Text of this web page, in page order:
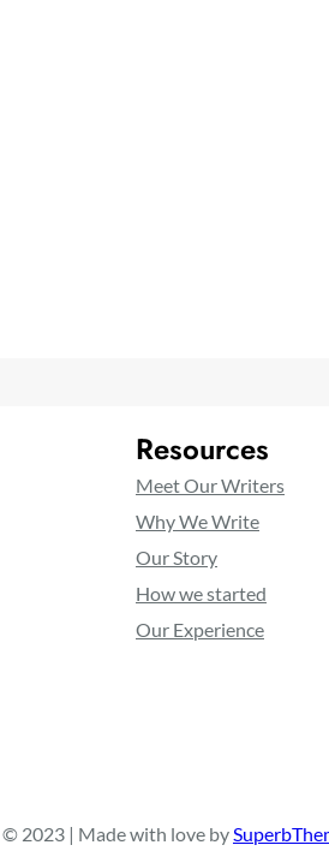
Resources
Meet Our Writers
Why We Write
Our Story
How we started
Our Experience
2023 | Made with love by